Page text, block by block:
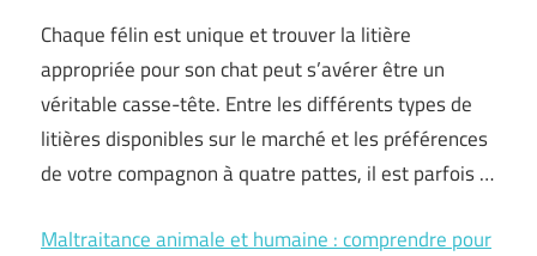
Chaque félin est unique et trouver la litière
appropriée pour son chat peut s’avérer être un
véritable casse-tête. Entre les différents types de
litières disponibles sur le marché et les préférences
de votre compagnon à quatre pattes, il est parfois …
Maltraitance animale et humaine : comprendre pour